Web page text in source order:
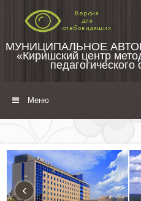
МУНИЦИПАЛЬНОЕ
«Киришский центр
Меню
‹